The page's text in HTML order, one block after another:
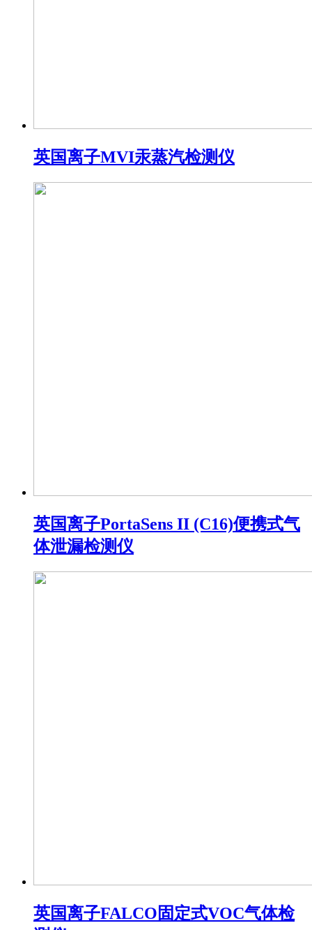
英国离子MVI汞蒸汽检测仪
英国离子PortaSens II (C16)便携式气
体泄漏检测仪
英国离子FALCO固定式VOC气体检